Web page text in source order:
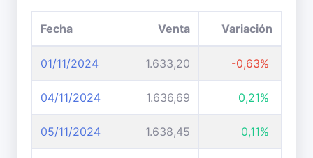
Fecha Venta Variación
01/11/2024 1.633,20 -0,63%
04/11/2024 1.636,69 0,21%
05/11/2024 1.638,45 0,11%